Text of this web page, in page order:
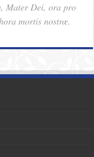
Mater Dei, ora pro
mortis nostræ.